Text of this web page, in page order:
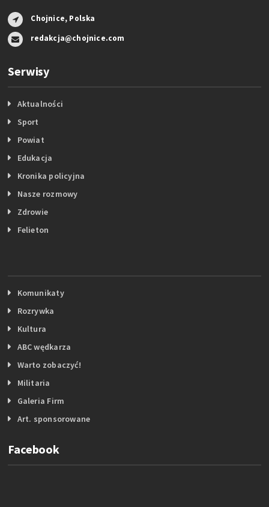
Chojnice, Polska
redakcja@chojnice.com
Serwisy
Aktualności
Sport
Powiat
Edukacja
Kronika policyjna
Nasze rozmowy
Zdrowie
Felieton
Komunikaty
Rozrywka
Kultura
ABC wędkarza
Warto zobaczyć!
Militaria
Galeria Firm
Art. sponsorowane
Facebook